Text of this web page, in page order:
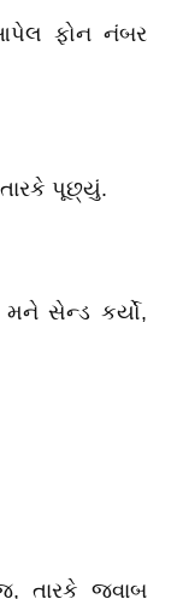
આપેલ ફોન નંબર
તારકે પૂછ્યું.
સેન્ડ કર્યો,
તારકે જવાબ